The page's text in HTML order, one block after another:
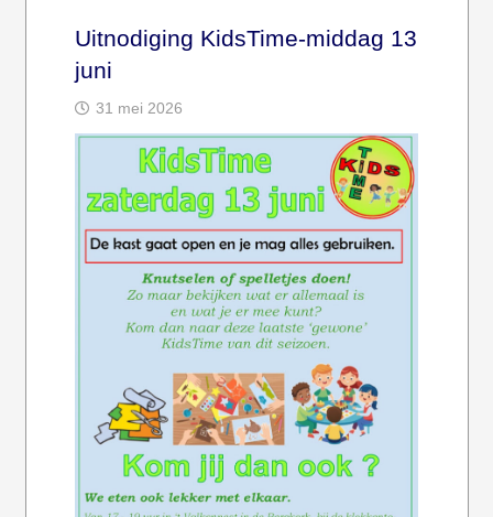
Uitnodiging KidsTime-middag 13
juni
31 mei 2026